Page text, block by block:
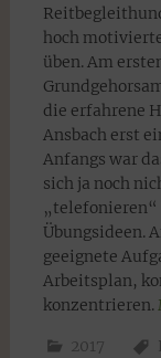
hoch
üben. Am
die erfahrene
Ansbach erst
Anfangs war
sich ja noch
Übungsideen.
geeignete
Arbeitsplan,
konzentrieren.
2017